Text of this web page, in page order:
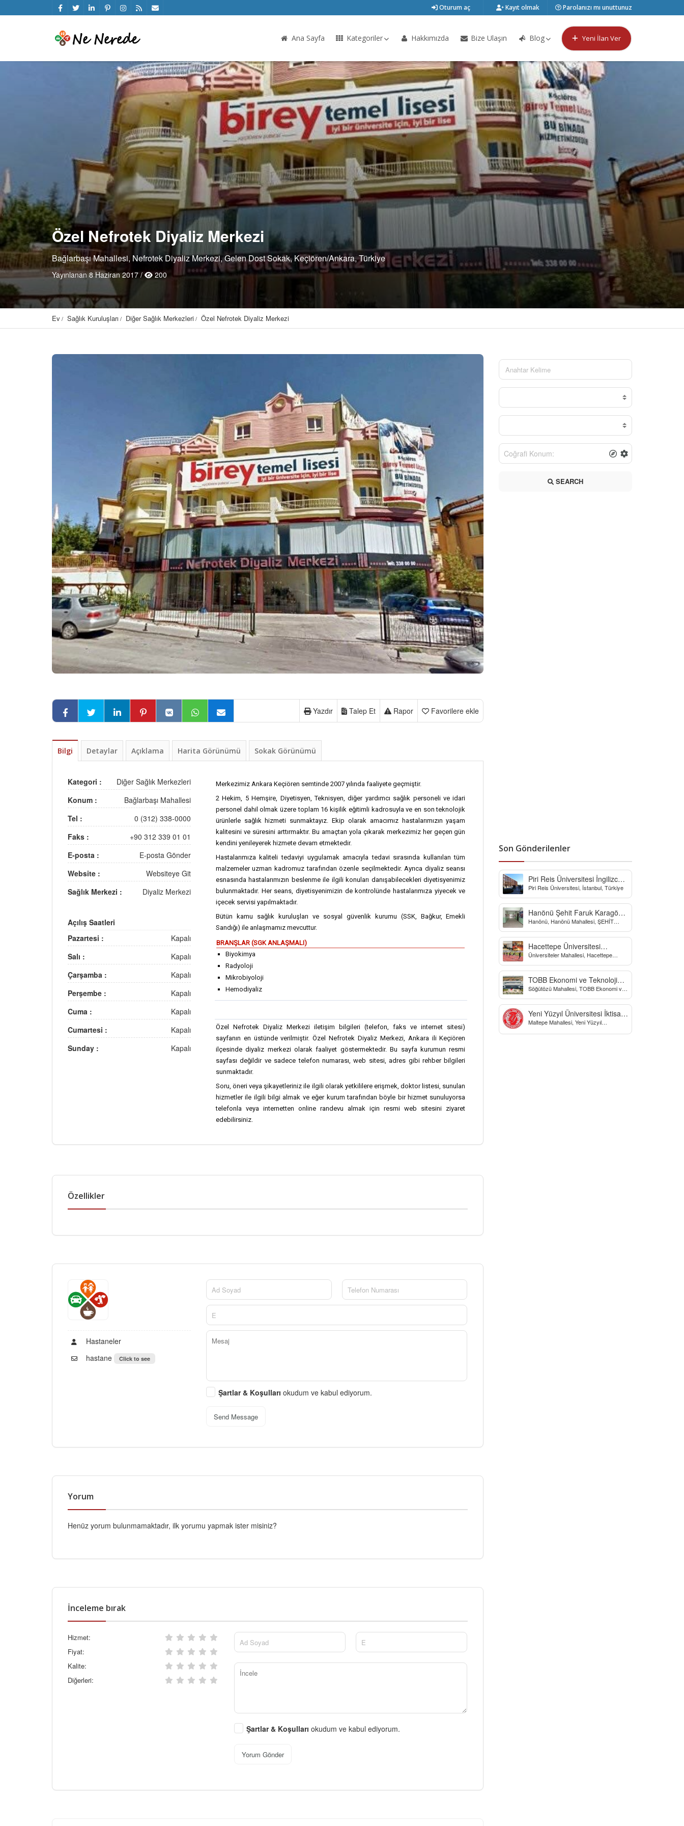
Oturum aç Kayıt olmak Parolanızı mı unuttunuz
Ana Sayfa Kategoriler Hakkımızda Bize Ulaşın Blog Yeni İlan Ver
Özel Nefrotek Diyaliz Merkezi
Bağlarbaşı Mahallesi, Nefrotek Diyaliz Merkezi, Gelen Dost Sokak, Keçiören/Ankara, Türkiye
Yayınlanan 8 Haziran 2017 / 200
Ev Sağlık Kuruluşları Diğer Sağlık Merkezleri Özel Nefrotek Diyaliz Merkezi
Favorilere ekle
Rapor
Talep Et
Yazdır
Bilgi Detaylar Açıklama Harita Görünümü Sokak Görünümü
Kategori :
Diğer Sağlık Merkezleri
Konum :
Bağlarbaşı Mahallesi
Tel :
0 (312) 338-0000
Faks :
+90 312 339 01 01
E-posta :
E-posta Gönder
Website :
Websiteye Git
Sağlık Merkezi :
Diyaliz Merkezi
Açılış Saatleri
Pazartesi :
Kapalı
Salı :
Kapalı
Çarşamba :
Kapalı
Perşembe :
Kapalı
Cuma :
Kapalı
Cumartesi :
Kapalı
Sunday :
Kapalı
Merkezimiz Ankara Keçiören semtinde 2007 yılında faaliyete geçmiştir.
2 Hekim, 5 Hemşire, Diyetisyen, Teknisyen, diğer yardımcı sağlık personeli ve idari
personel dahil olmak üzere toplam 16 kişilik eğitimli kadrosuyla ve en son teknolojik
ürünlerle sağlık hizmeti sunmaktayız. Ekip olarak amacımız hastalarımızın yaşam
kalitesini ve süresini arttırmaktır. Bu amaçtan yola çıkarak merkezimiz her geçen gün
kendini yenileyerek hizmete devam etmektedir.
Hastalarımıza kaliteli tedaviyi uygulamak amacıyla tedavi sırasında kullanılan tüm
malzemeler uzman kadromuz tarafından özenle seçilmektedir. Ayrıca diyaliz seansı
esnasında hastalarımızın beslenme ile ilgili konuları danışabilecekleri diyetisyenimiz
bulunmaktadır. Her seans, diyetisyenimizin de kontrolünde hastalarımıza yiyecek ve
içecek servisi yapılmaktadır.
Bütün kamu sağlık kuruluşları ve sosyal güvenlik kurumu (SSK, Bağkur, Emekli
Sandığı) ile anlaşmamız mevcuttur.
BRANŞLAR (SGK ANLAŞMALI)
Biyokimya
Radyoloji
Mikrobiyoloji
Hemodiyaliz
Özel Nefrotek Diyaliz Merkezi iletişim bilgileri (telefon, faks ve internet sitesi)
sayfanın en üstünde verilmiştir. Özel Nefrotek Diyaliz Merkezi, Ankara ili Keçiören
ilçesinde diyaliz merkezi olarak faaliyet göstermektedir. Bu sayfa kurumun resmi
sayfası değildir ve sadece telefon numarası, web sitesi, adres gibi rehber bilgileri
sunmaktadır.
Soru, öneri veya şikayetleriniz ile ilgili olarak yetkililere erişmek, doktor listesi, sunulan
hizmetler ile ilgili bilgi almak ve eğer kurum tarafından böyle bir hizmet sunuluyorsa
telefonla veya internetten online randevu almak için resmi web sitesini ziyaret
edebilirsiniz.
Özellikler
Hastaneler
hastane
Click to see
Şartlar & Koşulları okudum ve kabul ediyorum.
Send Message
Yorum
Henüz yorum bulunmamaktadır, ilk yorumu yapmak ister misiniz?
İnceleme bırak
Hizmet:
Fiyat:
Kalite:
Diğerleri:
Şartlar & Koşullarıokudum ve kabul ediyorum.
Yorum Gönder
SEARCH
Son Gönderilenler
Piri Reis Üniversitesi İngilizce
Hazırlık Bölümü
Piri Reis Üniversitesi, İstanbul, Türkiye
Hanönü Şehit Faruk Karagöz
Yatılı Bölge Ortaokulu
Hanönü, Hanönü Mahallesi, ŞEHİT
Sokak, Kastamonu, Türkiye
Hacettepe Üniversitesi
Biyomekanik Laboratuvarı
Üniversiteler Mahallesi, Hacettepe
Yo, Çankaya/Ankara, Türkiye
TOBB Ekonomi ve Teknoloji
Üniversitesi
Söğütözü Mahallesi, TOBB Ekonomi ve
Caddesi, Ankara, Türkiye
Yeni Yüzyıl Üniversitesi İktisadi
ve İdari Bilimler Fakültesi
Maltepe Mahallesi, Yeni Yüzyıl